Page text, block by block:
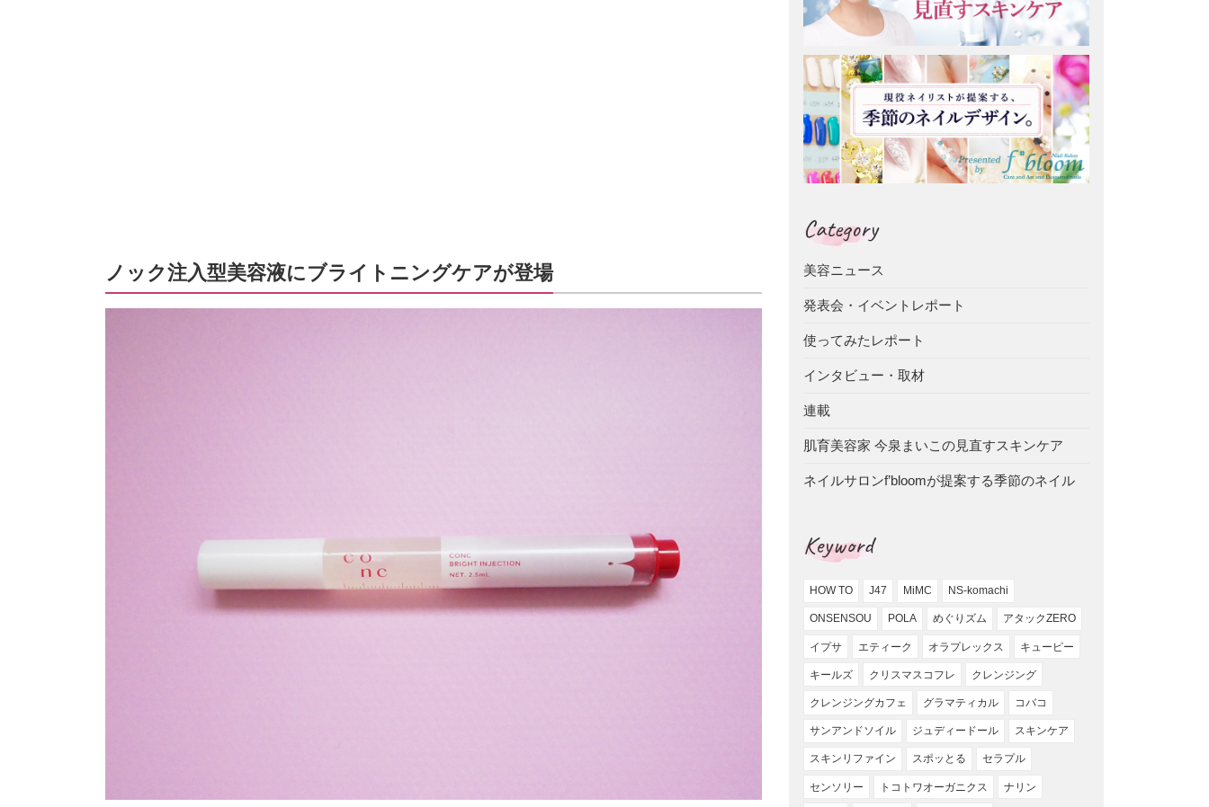
ノック注入型美容液にブライトニングケアが登場
Category
美容ニュース
発表会・イベントレポート
使ってみたレポート
インタビュー・取材
連載
肌育美容家 今泉まいこの見直すスキンケア
ネイルサロンf’bloomが提案する季節のネイル
Keyword
HOW TO J47 MiMC NS-komachi
ONSENSOU POLA めぐりズム アタックZERO
イプサ エティーク オラプレックス キューピー
キールズ クリスマスコフレ クレンジング
クレンジングカフェ グラマティカル コバコ
サンアンドソイル ジュディードール スキンケア
スキンリファイン スポッとる セラプル
センソリー トコトワオーガニクス ナリン